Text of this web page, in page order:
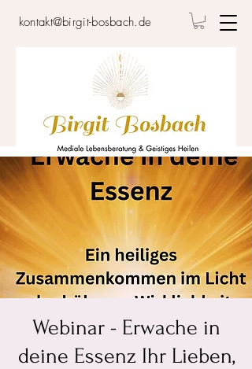
kontakt@birgit-bosbach.de
Webinar - Erwache in
deine Essenz Ihr Lieben,